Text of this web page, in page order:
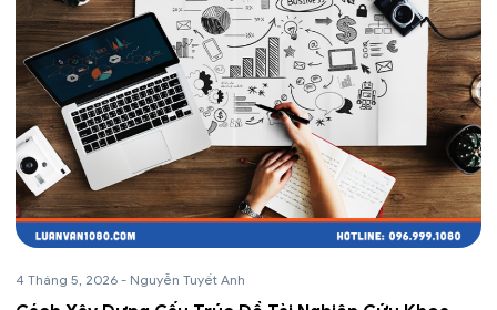
4 Tháng 5, 2026 - Nguyễn Tuyết Anh